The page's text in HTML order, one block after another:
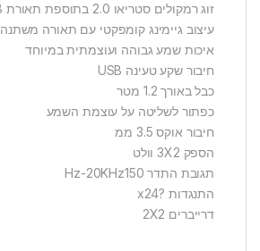
זוג רמקולים סטריאו 2.0 בתוספת תאורת RGB
עיצוב גיימינג קומפקטי עם תאורה משתנה
איכות שמע גבוהה ועוצמתית במיוחד
חיבור שקע טעינה USB
כבל באורך 1.2 מטר
כפתור לשליטה על עוצמת השמע
חיבור אוקס 3.5 ממ
הספק 3X2 וולט
תגובת התדר Hz-20KHz150
התנגדות ?x24
דרייברים 2X2